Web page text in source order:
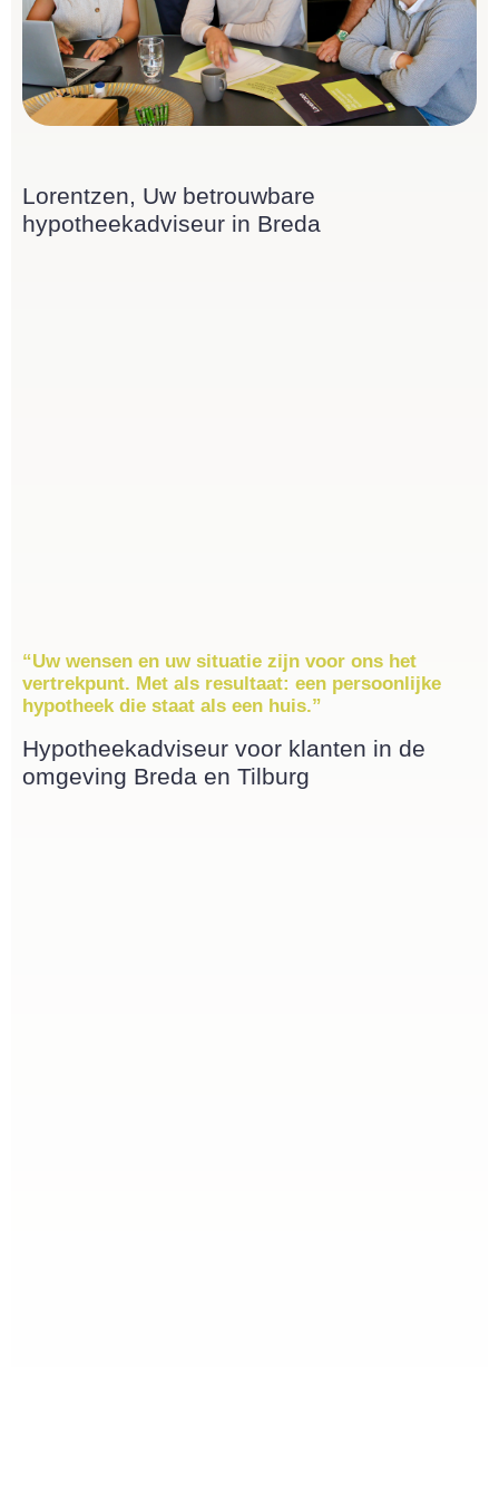
Lorentzen, Uw betrouwbare
hypotheekadviseur in Breda
“Uw wensen en uw situatie zijn voor ons het
vertrekpunt. Met als resultaat: een persoonlijke
hypotheek die staat als een huis.”
Hypotheekadviseur voor klanten in de
omgeving Breda en Tilburg